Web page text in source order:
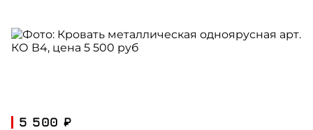
5 500 ₽